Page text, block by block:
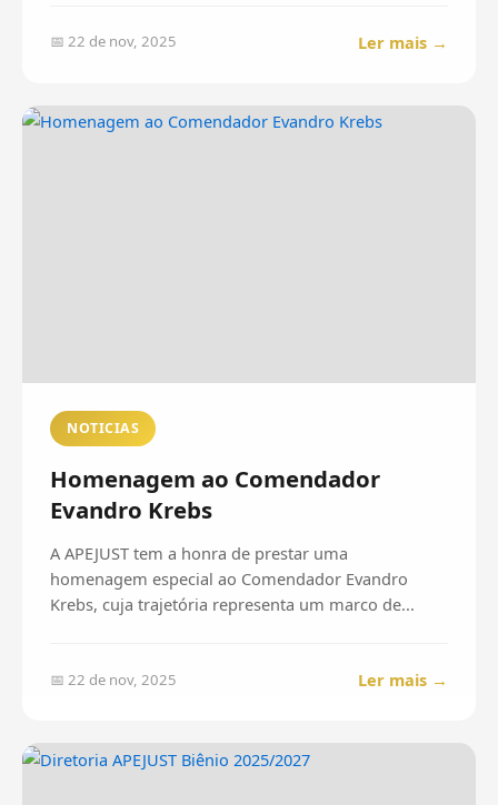
📅 22 de nov, 2025 Ler mais →
NOTICIAS
Homenagem ao Comendador
Evandro Krebs
A APEJUST tem a honra de prestar uma
homenagem especial ao Comendador Evandro
Krebs, cuja trajetória representa um marco de...
📅 22 de nov, 2025 Ler mais →